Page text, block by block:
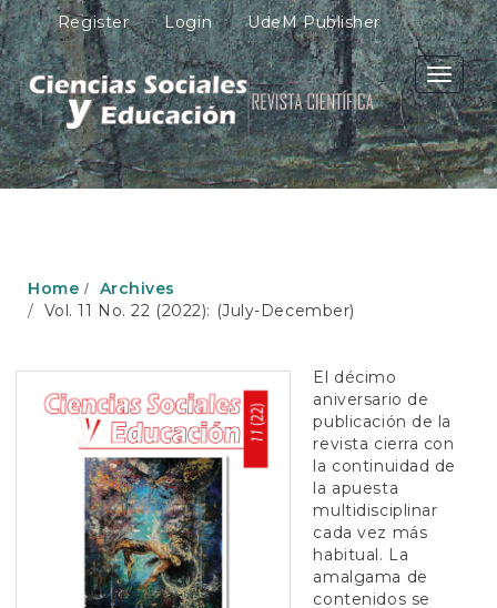
M
a
i
n
N
a
v
i
g
n
Register Login UdeM Publisher
Toggle
Home
Archives
Vol. 11 No. 22 (2022): (July-December)
El décimo
aniversario de
publicación de la
revista cierra con
la continuidad de
la apuesta
multidisciplinar
cada vez más
habitual. La
amalgama de
contenidos se